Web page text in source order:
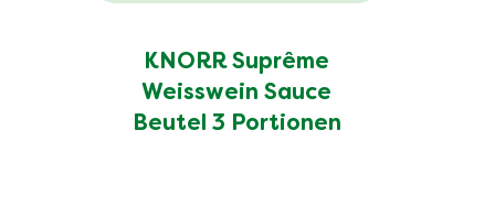
KNORR Suprême
Weisswein Sauce
Beutel 3 Portionen